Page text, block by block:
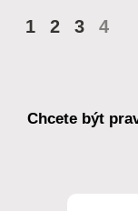
1 2 3 4
Chcete být